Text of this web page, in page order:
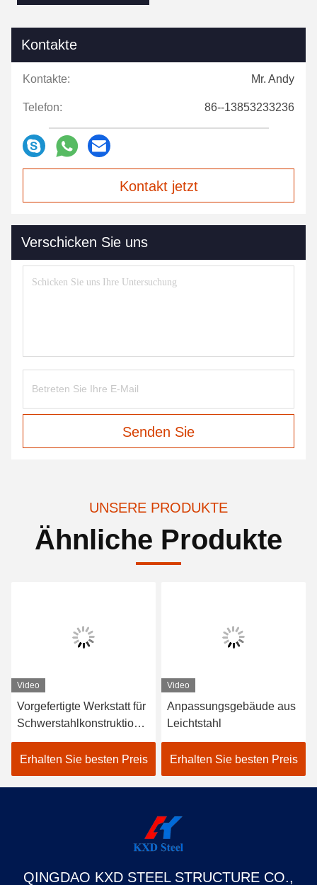
Kontakte
Kontakte: Mr. Andy
Telefon: 86--13853233236
Kontakt jetzt
Verschicken Sie uns
Senden Sie
UNSERE PRODUKTE
Ähnliche Produkte
Video
Vorgefertigte Werkstatt für
Schwerstahlkonstruktione
n mit flexiblem Layout
Erhalten Sie besten Preis
Video
Anpassungsgebäude aus
Leichtstahl
Erhalten Sie besten Preis
QINGDAO KXD STEEL STRUCTURE CO.,